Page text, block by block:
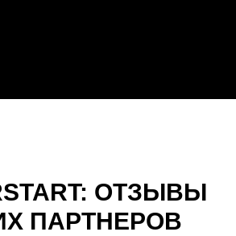
ОТЗЫВЫ
ПАРТНЕРОВ